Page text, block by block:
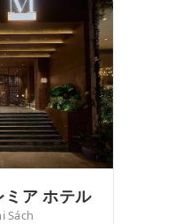
ミア ホテル
Sách